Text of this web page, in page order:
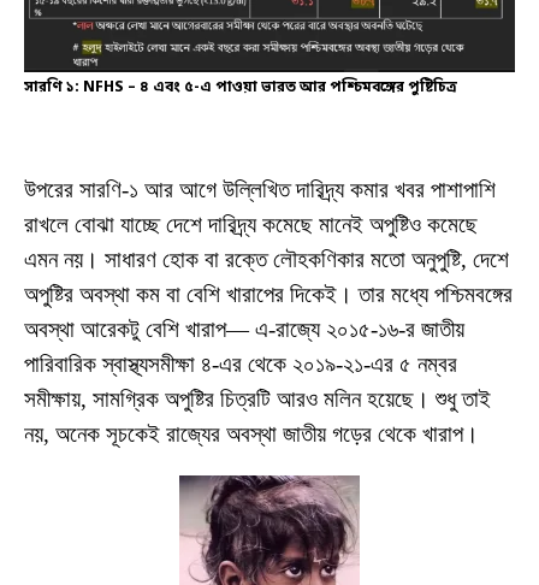
সারণি ১: NFHS – ৪ এবং ৫-এ পাওয়া ভারত আর পশ্চিমবঙ্গের পুষ্টিচিত্র
উপরের সারণি-১ আর আগে উল্লিখিত দারিদ্র্য কমার খবর পাশাপাশি
রাখলে বোঝা যাচ্ছে দেশে দারিদ্র্য কমেছে মানেই অপুষ্টিও কমেছে
এমন নয়। সাধারণ হোক বা রক্তে লৌহকণিকার মতো অনুপুষ্টি, দেশে
অপুষ্টির অবস্থা কম বা বেশি খারাপের দিকেই। তার মধ্যে পশ্চিমবঙ্গের
অবস্থা আরেকটু বেশি খারাপ— এ-রাজ্যে ২০১৫-১৬-র জাতীয়
পারিবারিক স্বাস্থ্যসমীক্ষা ৪-এর থেকে ২০১৯-২১-এর ৫ নম্বর
সমীক্ষায়, সামগ্রিক অপুষ্টির চিত্রটি আরও মলিন হয়েছে। শুধু তাই
নয়, অনেক সূচকেই রাজ্যের অবস্থা জাতীয় গড়ের থেকে খারাপ।